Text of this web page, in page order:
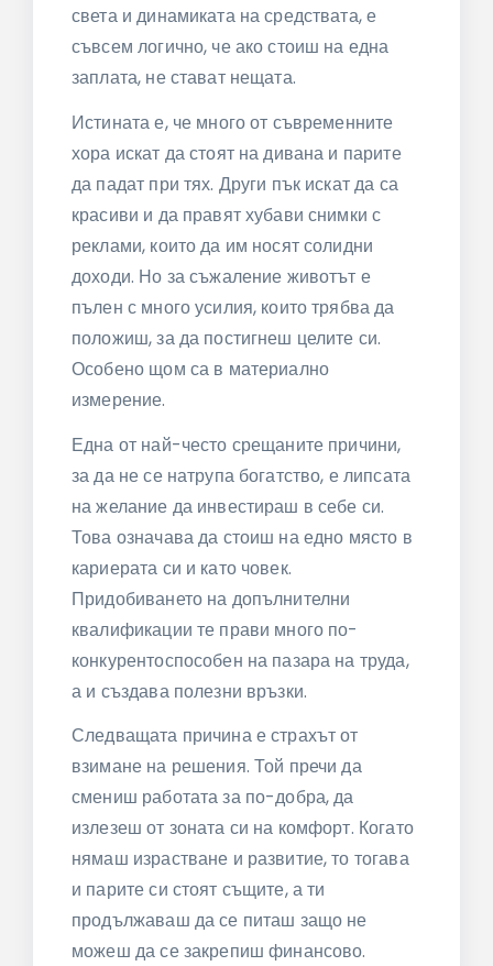
света и динамиката на средствата, е
съвсем логично, че ако стоиш на една
заплата, не стават нещата.
Истината е, че много от съвременните
хора искат да стоят на дивана и парите
да падат при тях. Други пък искат да са
красиви и да правят хубави снимки с
реклами, които да им носят солидни
доходи. Но за съжаление животът е
пълен с много усилия, които трябва да
положиш, за да постигнеш целите си.
Особено щом са в материално
измерение.
Една от най-често срещаните причини,
за да не се натрупа богатство, е липсата
на желание да инвестираш в себе си.
Това означава да стоиш на едно място в
кариерата си и като човек.
Придобиването на допълнителни
квалификации те прави много по-
конкурентоспособен на пазара на труда,
а и създава полезни връзки.
Следващата причина е страхът от
взимане на решения. Той пречи да
смениш работата за по-добра, да
излезеш от зоната си на комфорт. Когато
нямаш израстване и развитие, то тогава
и парите си стоят същите, а ти
продължаваш да се питаш защо не
можеш да се закрепиш финансово.